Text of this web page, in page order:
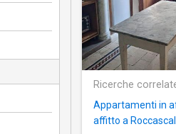
Ricerche
Appartamenti in
affitto a